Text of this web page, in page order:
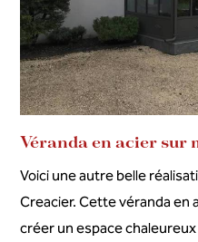
Véranda en acier sur
Voici une autre belle
Creacier. Cette véranda en
créer un espace